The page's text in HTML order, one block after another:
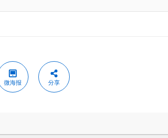
微海报 分享